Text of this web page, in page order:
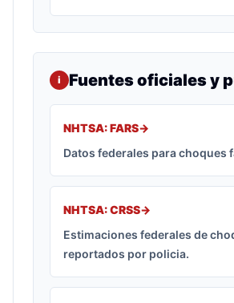
i Fuentes oficiales y
NHTSA: FARS->
Datos federales para choques
NHTSA: CRSS->
Estimaciones federales de
reportados por policia.